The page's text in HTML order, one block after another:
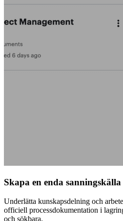
Skapa en enda
Underlätta kunskapsdelning och
officiell processdokumentation i
och sökbara.